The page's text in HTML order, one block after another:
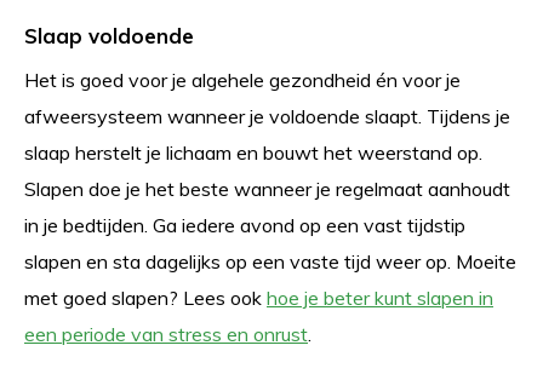
Slaap voldoende
Het is goed voor je algehele gezondheid én voor je
afweersysteem wanneer je voldoende slaapt. Tijdens je
slaap herstelt je lichaam en bouwt het weerstand op.
Slapen doe je het beste wanneer je regelmaat aanhoudt
in je bedtijden. Ga iedere avond op een vast tijdstip
slapen en sta dagelijks op een vaste tijd weer op. Moeite
met goed slapen? Lees ook hoe je beter kunt slapen in
een periode van stress en onrust